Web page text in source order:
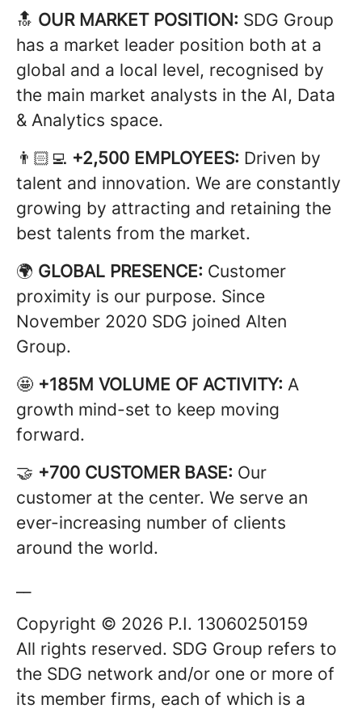
🔝 OUR MARKET POSITION: SDG Group
has a market leader position both at a
global and a local level, recognised by
the main market analysts in the AI, Data
& Analytics space.
👨🏻‍💻 +2,500 EMPLOYEES: Driven by
talent and innovation. We are constantly
growing by attracting and retaining the
best talents from the market.
🌍 GLOBAL PRESENCE: Customer
proximity is our purpose. Since
November 2020 SDG joined Alten
Group.
🤩 +185M VOLUME OF ACTIVITY: A
growth mind-set to keep moving
forward.
🤝 +700 CUSTOMER BASE: Our
customer at the center. We serve an
ever-increasing number of clients
around the world.
Copyright © 2026 P.I. 13060250159
All rights reserved. SDG Group refers to
the SDG network and/or one or more of
its member firms, each of which is a